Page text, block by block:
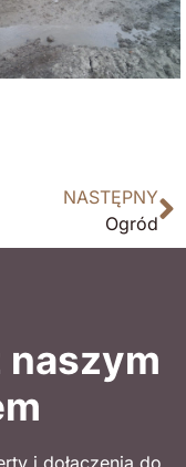
NASTĘPNY
Ogród